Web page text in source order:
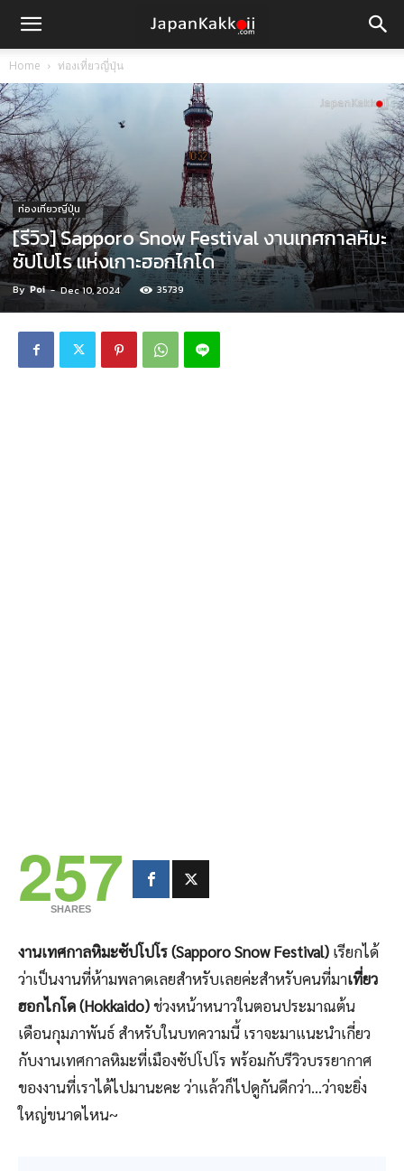
Home ท่องเที่ยวญี่ปุ่น
ท่องเที่ยวญี่ปุ่น
[รีวิว] Sapporo Snow Festival งานเทศกาลหิมะ
ซัปโปโร แห่งเกาะฮอกไกโด
By Poi- Dec 10, 2024 35739
257
SHARES
งานเทศกาลหิมะซัปโปโร (Sapporo Snow Festival) เรียกได้
ว่าเป็นงานที่ห้ามพลาดเลยสำหรับเลยค่ะสำหรับคนที่มาเที่ยว
ฮอกไกโด (Hokkaido)ช่วงหน้าหนาวในตอนประมาณต้น
เดือนกุมภาพันธ์ สำหรับในบทความนี้ เราจะมาแนะนำเกี่ยว
กับงานเทศกาลหิมะที่เมืองซัปโปโร พร้อมกับรีวิวบรรยากาศ
ของงานที่เราได้ไปมานะคะ ว่าแล้วก็ไปดูกันดีกว่า…ว่าจะยิ่ง
ใหญ่ขนาดไหน~